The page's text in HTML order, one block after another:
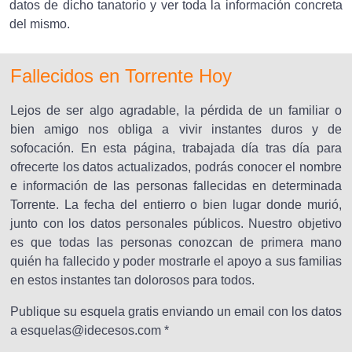
datos de dicho tanatorio y ver toda la información concreta
del mismo.
Fallecidos en Torrente Hoy
Lejos de ser algo agradable, la pérdida de un familiar o
bien amigo nos obliga a vivir instantes duros y de
sofocación. En esta página, trabajada día tras día para
ofrecerte los datos actualizados, podrás conocer el nombre
e información de las personas fallecidas en determinada
Torrente. La fecha del entierro o bien lugar donde murió,
junto con los datos personales públicos. Nuestro objetivo
es que todas las personas conozcan de primera mano
quién ha fallecido y poder mostrarle el apoyo a sus familias
en estos instantes tan dolorosos para todos.
Publique su esquela gratis enviando un email con los datos
a esquelas@idecesos.com *